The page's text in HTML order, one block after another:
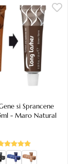
si Sprancene
- Maro Natural